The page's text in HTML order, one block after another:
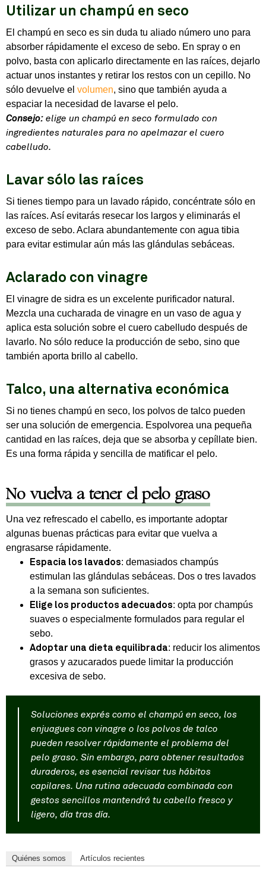
Utilizar un champú en seco
El champú en seco es sin duda tu aliado número uno para
absorber rápidamente el exceso de sebo. En spray o en
polvo, basta con aplicarlo directamente en las raíces, dejarlo
actuar unos instantes y retirar los restos con un cepillo. No
sólo devuelve el volumen, sino que también ayuda a
espaciar la necesidad de lavarse el pelo.
Consejo: elige un champú en seco formulado con
ingredientes naturales para no apelmazar el cuero
cabelludo.
Lavar sólo las raíces
Si tienes tiempo para un lavado rápido, concéntrate sólo en
las raíces. Así evitarás resecar los largos y eliminarás el
exceso de sebo. Aclara abundantemente con agua tibia
para evitar estimular aún más las glándulas sebáceas.
Aclarado con vinagre
El vinagre de sidra es un excelente purificador natural.
Mezcla una cucharada de vinagre en un vaso de agua y
aplica esta solución sobre el cuero cabelludo después de
lavarlo. No sólo reduce la producción de sebo, sino que
también aporta brillo al cabello.
Talco, una alternativa económica
Si no tienes champú en seco, los polvos de talco pueden
ser una solución de emergencia. Espolvorea una pequeña
cantidad en las raíces, deja que se absorba y cepíllate bien.
Es una forma rápida y sencilla de matificar el pelo.
No vuelva a tener el pelo graso
Una vez refrescado el cabello, es importante adoptar
algunas buenas prácticas para evitar que vuelva a
engrasarse rápidamente.
Espacia los lavados: demasiados champús
estimulan las glándulas sebáceas. Dos o tres lavados
a la semana son suficientes.
Elige los productos adecuados: opta por champús
suaves o especialmente formulados para regular el
sebo.
Adoptar una dieta equilibrada: reducir los alimentos
grasos y azucarados puede limitar la producción
excesiva de sebo.
Soluciones exprés como el champú en seco, los
enjuagues con vinagre o los polvos de talco
pueden resolver rápidamente el problema del
pelo graso. Sin embargo, para obtener resultados
duraderos, es esencial revisar tus hábitos
capilares. Una rutina adecuada combinada con
gestos sencillos mantendrá tu cabello fresco y
ligero, día tras día.
Quiénes somos Artículos recientes